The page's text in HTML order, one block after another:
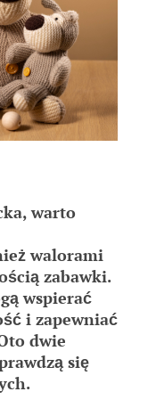
warto
walorami
zabawki.
wspierać
i zapewniać
dwie
się